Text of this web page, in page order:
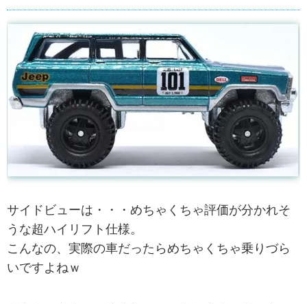
サイドビューは・・・めちゃくちゃ評価が分かれそ
うな超ハイリフト仕様。
こんなの、実際の車だったらめちゃくちゃ乗りづら
いですよねｗ